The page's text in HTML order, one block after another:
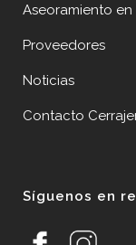
Aseoramiento
Proveedores
Noticias
Contacto
Síguenos en